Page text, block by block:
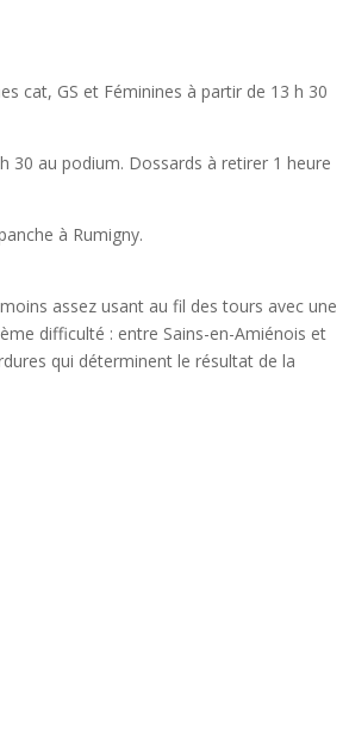
cat, GS et Féminines à partir de 13 h 30
30 au podium. Dossards à retirer 1 heure
à Rumigny.
assez usant au fil des tours avec une
difficulté : entre Sains-en-Amiénois et
qui déterminent le résultat de la